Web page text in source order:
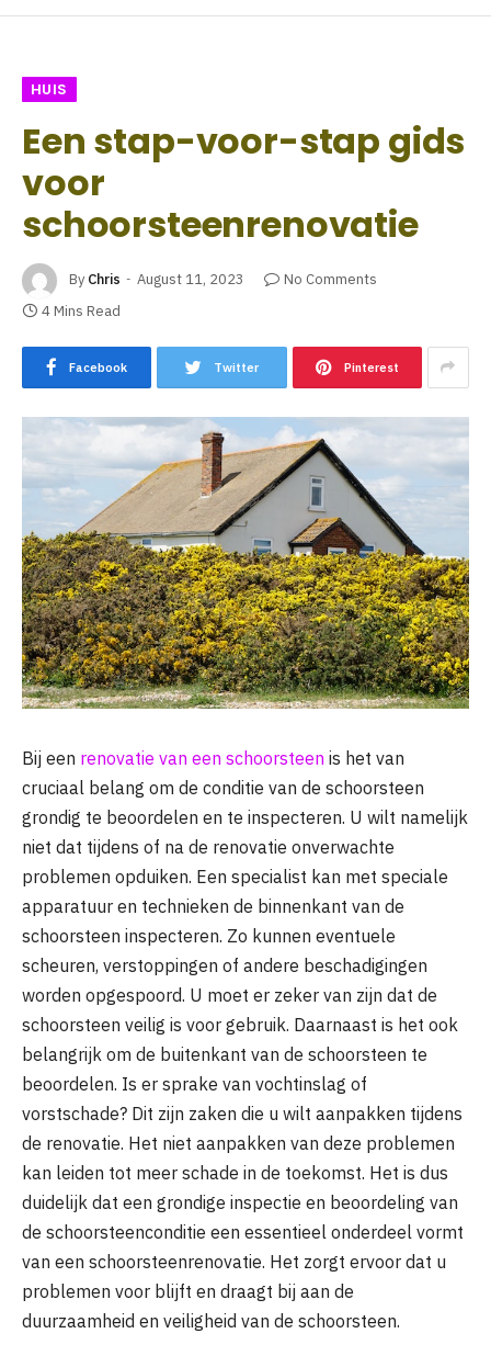
HUIS
Een stap-voor-stap gids
voor
schoorsteenrenovatie
By Chris August 11, 2023
No Comments
4 Mins Read
Facebook Twitter Pinterest
Bij een renovatie van een schoorsteen is het van
cruciaal belang om de conditie van de schoorsteen
grondig te beoordelen en te inspecteren. U wilt namelijk
niet dat tijdens of na de renovatie onverwachte
problemen opduiken. Een specialist kan met speciale
apparatuur en technieken de binnenkant van de
schoorsteen inspecteren. Zo kunnen eventuele
scheuren, verstoppingen of andere beschadigingen
worden opgespoord. U moet er zeker van zijn dat de
schoorsteen veilig is voor gebruik. Daarnaast is het ook
belangrijk om de buitenkant van de schoorsteen te
beoordelen. Is er sprake van vochtinslag of
vorstschade? Dit zijn zaken die u wilt aanpakken tijdens
de renovatie. Het niet aanpakken van deze problemen
kan leiden tot meer schade in de toekomst. Het is dus
duidelijk dat een grondige inspectie en beoordeling van
de schoorsteenconditie een essentieel onderdeel vormt
van een schoorsteenrenovatie. Het zorgt ervoor dat u
problemen voor blijft en draagt bij aan de
duurzaamheid en veiligheid van de schoorsteen.